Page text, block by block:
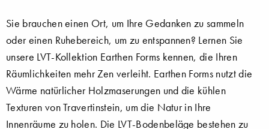
Sie brauchen einen Ort, um Ihre Gedanken zu sammeln
oder einen Ruhebereich, um zu entspannen? Lernen Sie
unsere LVT-Kollektion Earthen Forms kennen, die Ihren
Räumlichkeiten mehr Zen verleiht. Earthen Forms nutzt die
Wärme natürlicher Holzmaserungen und die kühlen
Texturen von Travertinstein, um die Natur in Ihre
Innenräume zu holen. Die LVT-Bodenbeläge bestehen zu